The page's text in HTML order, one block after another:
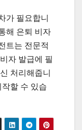
가 필요합니
해 은퇴 비자
트는 전문적
자 발급에 필
처리해줍니
할 수 있습